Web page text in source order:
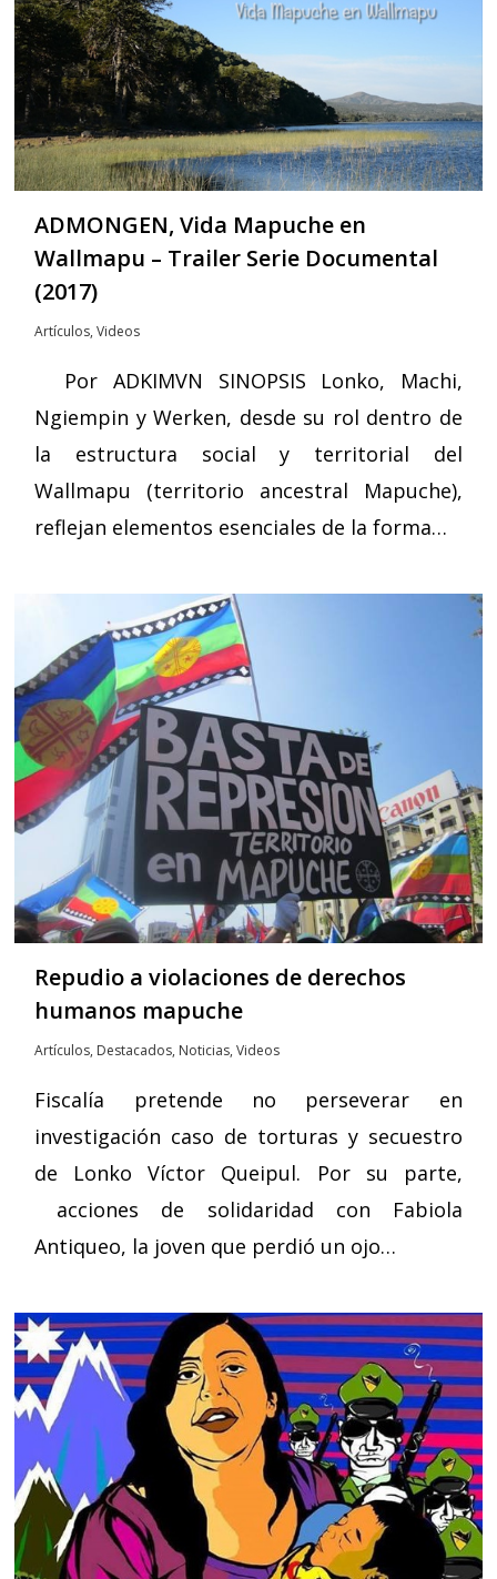
ADMONGEN, Vida Mapuche en
Wallmapu – Trailer Serie Documental
(2017)
Artículos,Videos
Por ADKIMVN SINOPSIS Lonko, Machi,
Ngiempin y Werken, desde su rol dentro de
la estructura social y territorial del
Wallmapu (territorio ancestral Mapuche),
reflejan elementos esenciales de la forma…
Repudio a violaciones de derechos
humanos mapuche
Artículos, Destacados, Noticias,Videos
Fiscalía pretende no perseverar en
investigación caso de torturas y secuestro
de Lonko Víctor Queipul. Por su parte,
acciones de solidaridad con Fabiola
Antiqueo, la joven que perdió un ojo…